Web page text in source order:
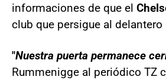
informaciones de que el
club que persigue al delantero
"Nuestra puerta permanece
Rummenigge al periódico TZ